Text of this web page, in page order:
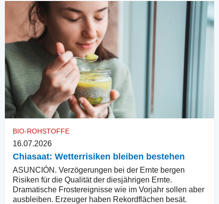
BIO-ROHSTOFFE
16.07.2026
Chiasaat: Wetterrisiken bleiben bestehen
ASUNCIÓN. Verzögerungen bei der Ernte bergen
Risiken für die Qualität der diesjährigen Ernte.
Dramatische Frostereignisse wie im Vorjahr sollen aber
ausbleiben. Erzeuger haben Rekordflächen besät.